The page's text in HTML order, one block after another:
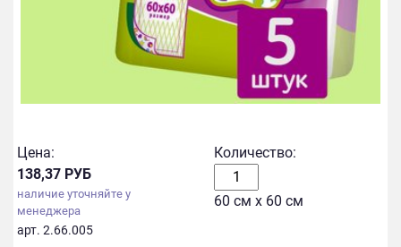
Цена:
138,37 РУБ
наличие уточняйте у
менеджера
арт. 2.66.005
Количество:
60 см х 60 см